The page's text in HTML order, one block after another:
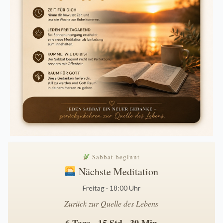
Sabbat beginnt
Nächste Meditation
Freitag · 18:00 Uhr
Zurück zur Quelle des Lebens